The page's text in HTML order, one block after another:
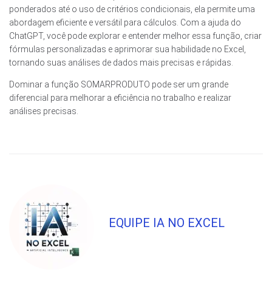
ponderados até o uso de critérios condicionais, ela permite uma
abordagem eficiente e versátil para cálculos. Com a ajuda do
ChatGPT, você pode explorar e entender melhor essa função, criar
fórmulas personalizadas e aprimorar sua habilidade no Excel,
tornando suas análises de dados mais precisas e rápidas.
Dominar a função SOMARPRODUTO pode ser um grande
diferencial para melhorar a eficiência no trabalho e realizar
análises precisas.
EQUIPE IA NO EXCEL